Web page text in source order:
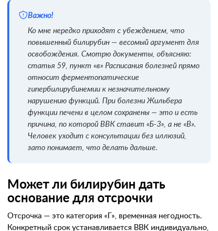
Важно!
Ко мне нередко приходят с убеждением, что
повышенный билирубин — весомый аргумент для
освобождения. Смотрю документы, объясняю:
статья 59, пункт «в» Расписания болезней прямо
относит ферментопатические
гипербилирубинемии к незначительному
нарушению функций. При болезни Жильбера
функции печени в целом сохранены — это и есть
причина, по которой ВВК ставит «Б-3», а не «В».
Человек уходит с консультации без иллюзий,
зато понимает, что делать дальше.
Может ли билирубин дать
основание для отсрочки
Отсрочка — это категория «Г», временная негодность.
Конкретный срок устанавливается ВВК индивидуально,